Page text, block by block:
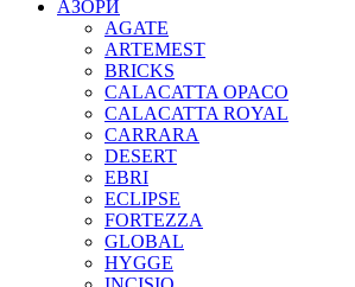
АЗОРИ
AGATE
ARTEMEST
BRICKS
CALACATTA OPACO
CALACATTA ROYAL
CARRARA
DESERT
EBRI
ECLIPSE
FORTEZZA
GLOBAL
HYGGE